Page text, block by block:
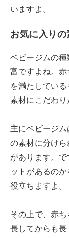
いますよ。
お気に入りの
ベビージムの
富ですよね。
を満たしてい
素材にこだわり
主にベビージ
の素材に分け
があります。
ットがあるの
役立ちますよ。
その上で、赤
長してからも